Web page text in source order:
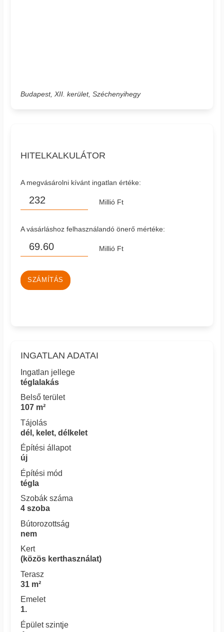
Budapest, XII. kerület, Széchenyihegy
HITELKALKULÁTOR
A megvásárolni kívánt ingatlan értéke:
Millió Ft
A vásárláshoz felhasználandó önerő mértéke:
Millió Ft
SZÁMÍTÁS
INGATLAN ADATAI
Ingatlan jellege
téglalakás
Belső terület
107 m²
Tájolás
dél, kelet, délkelet
Építési állapot
új
Építési mód
tégla
Szobák száma
4 szoba
Bútorozottság
nem
Kert
(közös kerthasználat)
Terasz
31 m²
Emelet
1.
Épület szintje